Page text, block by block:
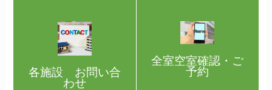
各施設 お問い合
わせ
全室空室確認・ご
予約